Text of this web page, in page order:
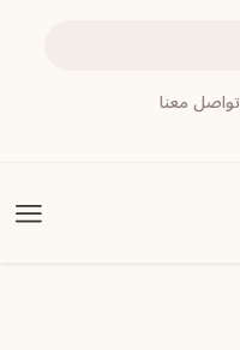
تواصل معنا